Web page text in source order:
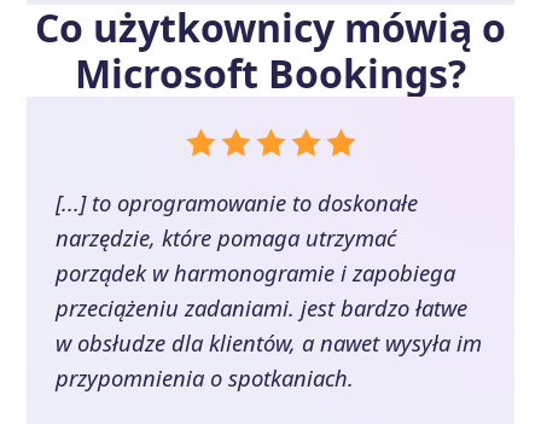
Co użytkownicy mówią o
Microsoft Bookings?
[...] to oprogramowanie to doskonałe
narzędzie, które pomaga utrzymać
porządek w harmonogramie i zapobiega
przeciążeniu zadaniami. jest bardzo łatwe
w obsłudze dla klientów, a nawet wysyła im
przypomnienia o spotkaniach.